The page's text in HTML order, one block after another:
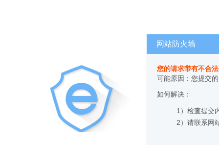
网站防火墙
您的请求带有不合
可能原因：您提交
如何解决：
1）检查提交
2）请联系网